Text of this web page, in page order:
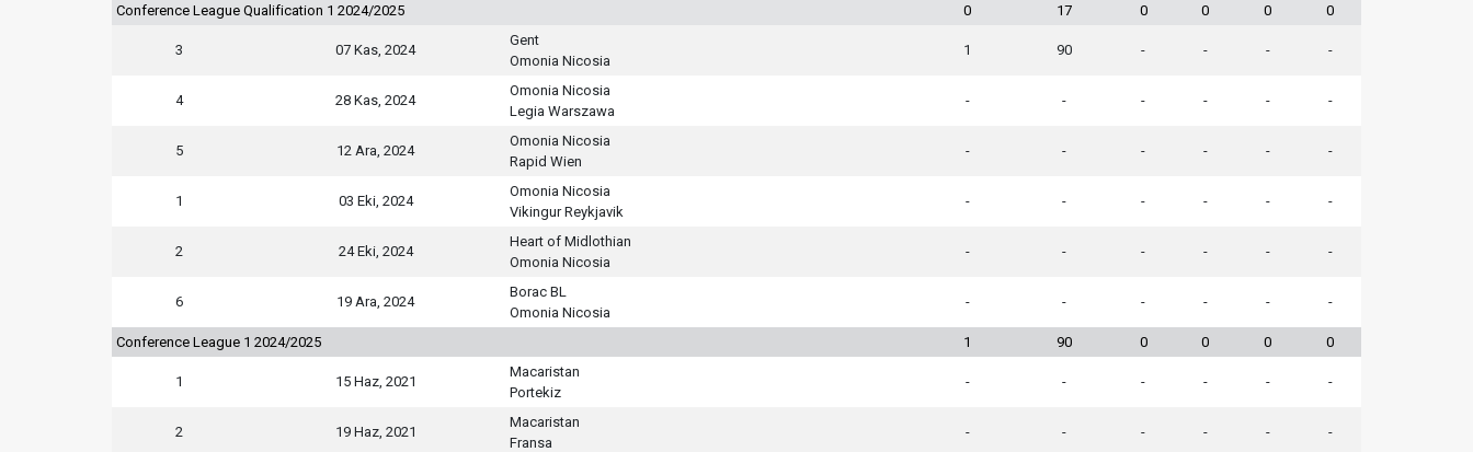
Conference League Qualification 1 2024/2025 0 17 0 0 0 0
3 07 Kas, 2024
Gent
Omonia Nicosia
1 90 - - - -
4 28 Kas, 2024
Omonia Nicosia
Legia Warszawa
- - - - - -
5 12 Ara, 2024
Omonia Nicosia
Rapid Wien
- - - - - -
1 03 Eki, 2024
Omonia Nicosia
Vikingur Reykjavik
- - - - - -
2 24 Eki, 2024
Heart of Midlothian
Omonia Nicosia
- - - - - -
6 19 Ara, 2024
Borac BL
Omonia Nicosia
- - - - - -
Conference League 1 2024/2025 1 90 0 0 0 0
1 15 Haz, 2021
Macaristan
Portekiz
- - - - - -
2 19 Haz, 2021
Macaristan
Fransa
- - - - - -